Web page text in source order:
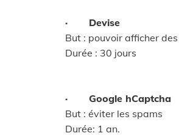
· Devise
But : pouvoir afficher
Durée : 30 jours
· Google hCaptcha
But : éviter les spams
Durée: 1 an.